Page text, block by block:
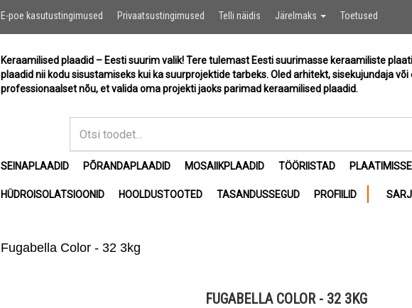
E-poe kasutustingimused Privaatsustingimused Telli näidis Järelmaks Toetused
Keraamilised plaadid – Eesti suurim valik! Tere tulemast Eesti suurimasse keraamiliste
plaadid nii kodu sisustamiseks kui ka suurprojektide tarbeks. Oled arhitekt, sisekujundaja
professionaalset nõu, et valida oma projekti jaoks parimad keraamilised plaadid.
SEINAPLAADID PÕRANDAPLAADID MOSAIIKPLAADID TÖÖRIISTAD
HÜDROISOLATSIOONID HOOLDUSTOOTED TASANDUSSEGUD PROFIILID
Fugabella Color - 32 3kg
FUGABELLA COLOR - 32 3KG